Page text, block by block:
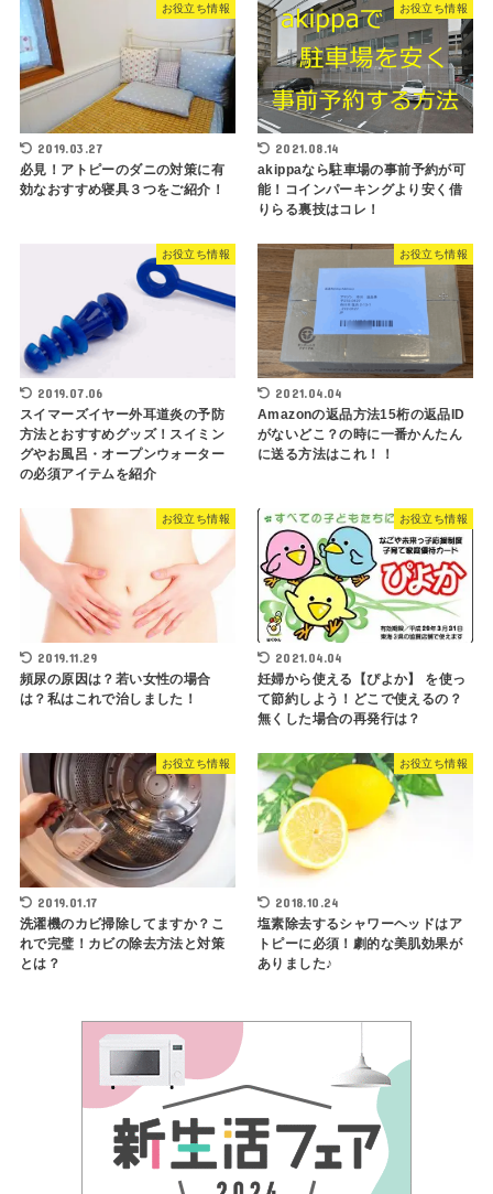
お役立ち情報
2019.03.27
必見！アトピーのダニの対策に有
効なおすすめ寝具３つをご紹介！
お役立ち情報
2021.08.14
akippaなら駐車場の事前予約が可
能！コインパーキングより安く借
りらる裏技はコレ！
お役立ち情報
2019.07.06
スイマーズイヤー外耳道炎の予防
方法とおすすめグッズ！スイミン
グやお風呂・オープンウォーター
の必須アイテムを紹介
お役立ち情報
2021.04.04
Amazonの返品方法15桁の返品ID
がないどこ？の時に一番かんたん
に送る方法はこれ！！
お役立ち情報
2019.11.29
頻尿の原因は？若い女性の場合
は？私はこれで治しました！
お役立ち情報
2021.04.04
妊婦から使える【ぴよか】 を使っ
て節約しよう！どこで使えるの？
無くした場合の再発行は？
お役立ち情報
2019.01.17
洗濯機のカビ掃除してますか？こ
れで完璧！カビの除去方法と対策
とは？
お役立ち情報
2018.10.24
塩素除去するシャワーヘッドはア
トピーに必須！劇的な美肌効果が
ありました♪